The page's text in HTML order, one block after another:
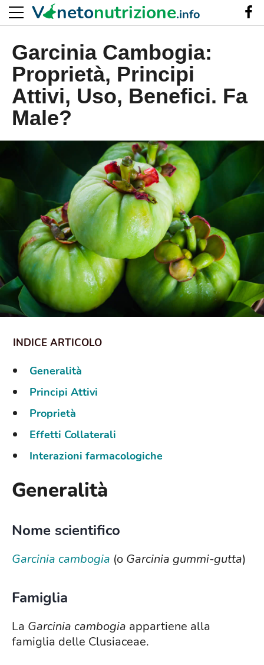
Garcinia Cambogia:
Proprietà, Principi
Attivi, Uso, Benefici. Fa
Male?
Generalità
Principi Attivi
Proprietà
Effetti Collaterali
Interazioni farmacologiche
Generalità
Nome scientifico
Garcinia cambogia (o Garcinia gummi-gutta)
Famiglia
La Garcinia cambogia appartiene alla
famiglia delle Clusiaceae.
V netonutrizione.info